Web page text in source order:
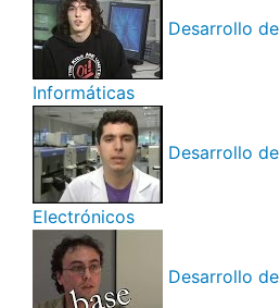
Desarrollo
Informáticas
Desarrollo
Electrónicos
Desarrollo